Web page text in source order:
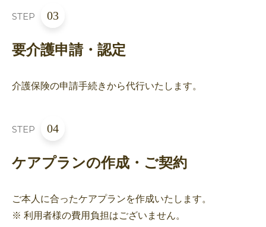
STEP 03
要介護申請・認定
介護保険の申請手続きから代行いたします。
STEP 04
ケアプランの作成・ご契約
ご本人に合ったケアプランを作成いたします。
※ 利用者様の費用負担はございません。